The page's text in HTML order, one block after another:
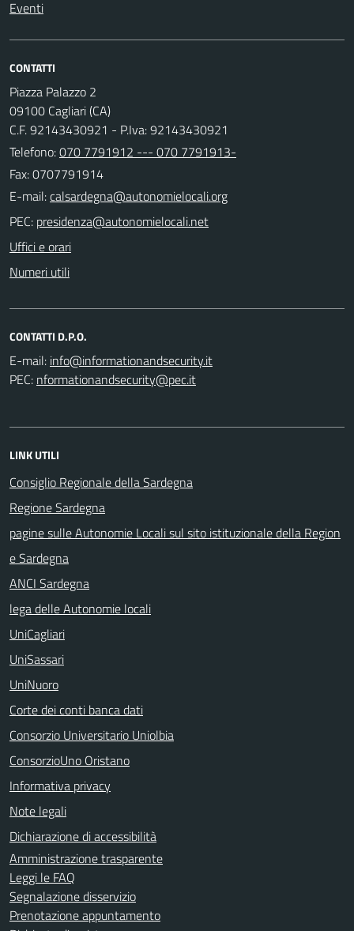
Eventi
CONTATTI
Piazza Palazzo 2
09100 Cagliari (CA)
C.F. 92143430921 - P.Iva: 92143430921
Telefono:070 7791912 --- 070 7791913-
Fax: 0707791914
E-mail:
PEC:
Uffici e orari
Numeri utili
CONTATTI D.P.O.
E-mail:
PEC:
LINK UTILI
Consiglio Regionale della Sardegna
Regione Sardegna
pagine sulle Autonomie Locali sul sito istituzionale della Region
e Sardegna
ANCI Sardegna
lega delle Autonomie locali
UniCagliari
UniSassari
UniNuoro
Corte dei conti banca dati
Consorzio Universitario Uniolbia
ConsorzioUno Oristano
Informativa privacy
Note legali
Dichiarazione di accessibilità
Amministrazione trasparente
Leggi le FAQ
Segnalazione disservizio
Prenotazione appuntamento